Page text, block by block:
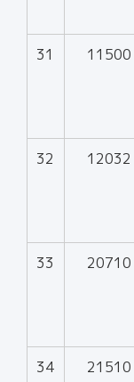
31 11500
32 12032
33 20710
34 21510